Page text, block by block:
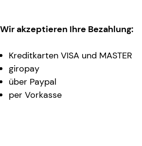
Wir akzeptieren Ihre Bezahlung:
Kreditkarten VISA und MASTER
giropay
über Paypal
per Vorkasse